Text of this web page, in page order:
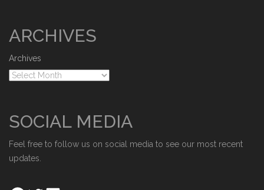
ARCHIVES
Archives
SOCIAL MEDIA
Feel free to follow us on social media to see our most recent
updates.